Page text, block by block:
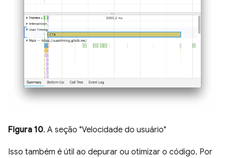
Figura 10. A seção "Velocidade do usuário"
Isso também é útil ao depurar ou otimizar o código. Por